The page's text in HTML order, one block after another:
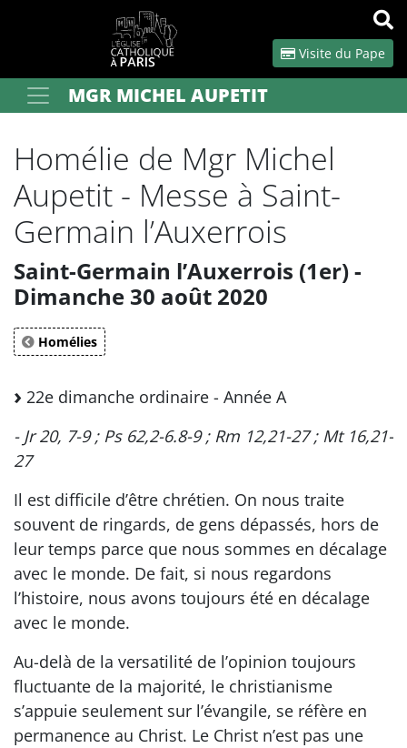
Visite du Pape
Votre rechercheMGR MICHEL AUPETIT
Homélie de Mgr Michel
Aupetit - Messe à Saint-
Germain l’Auxerrois
Saint-Germain l’Auxerrois (1er) -
Dimanche 30 août 2020
Homélies
22e dimanche ordinaire - Année A
- Jr 20, 7-9 ; Ps 62,2-6.8-9 ; Rm 12,21-27 ; Mt 16,21-
27
Il est difficile d’être chrétien. On nous traite
souvent de ringards, de gens dépassés, hors de
leur temps parce que nous sommes en décalage
avec le monde. De fait, si nous regardons
l’histoire, nous avons toujours été en décalage
avec le monde.
Au-delà de la versatilité de l’opinion toujours
fluctuante de la majorité, le christianisme
s’appuie seulement sur l’évangile, se réfère en
permanence au Christ. Le Christ n’est pas une
Panneau de gestion des cookies